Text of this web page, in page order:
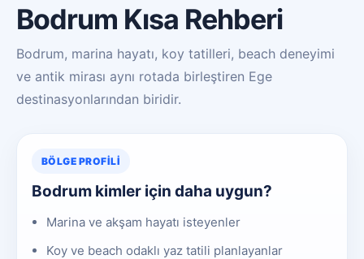
Bodrum Kısa Rehberi
Bodrum, marina hayatı, koy tatilleri, beach deneyimi
ve antik mirası aynı rotada birleştiren Ege
destinasyonlarından biridir.
BÖLGE PROFILI
Bodrum kimler için daha uygun?
Marina ve akşam hayatı isteyenler
Koy ve beach odaklı yaz tatili planlayanlar